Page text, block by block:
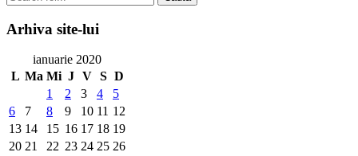
Arhiva site-lui
ianuarie 2020
L Ma Mi J V S D
1
2 3 4
5
6
7 8 9 10 11 12
13 14 15 16 17 18 19
20 21 22 23 24 25 26